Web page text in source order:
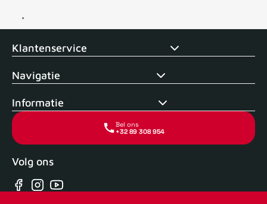
Voor 15uur besteld, zelfde dag verstuurd Echte winkel +35
Klantenservice
Navigatie
Informatie
Bel ons
+32 89 308 954
Volg ons
Facebook
Instagram
YouTube